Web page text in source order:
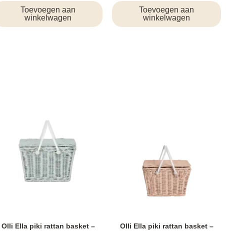
Toevoegen aan
winkelwagen
Toevoegen aan
winkelwagen
Olli Ella piki rattan basket – Olli Ella piki rattan basket –